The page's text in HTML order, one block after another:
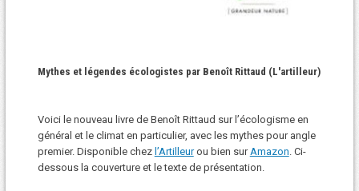
Mythes et légendes écologistes par Benoît Rittaud (L'artilleur)
Voici le nouveau livre de Benoît Rittaud sur l’écologisme en
général et le climat en particulier, avec les mythes pour angle
premier. Disponible chez l’Artilleurou bien sur Amazon . Ci-
dessous la couverture et le texte de présentation.